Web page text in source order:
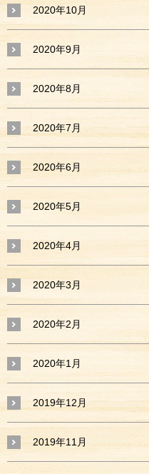
2020年10月
2020年9月
2020年8月
2020年7月
2020年6月
2020年5月
2020年4月
2020年3月
2020年2月
2020年1月
2019年12月
2019年11月